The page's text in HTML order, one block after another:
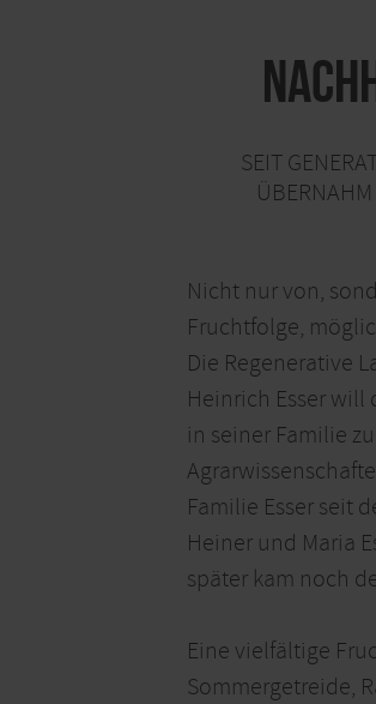
SEIT
BERNAHM
Nicht nur von,
Fruchtfolge,
Die Regenerative
Heinrich Esser
in seiner Familie
Familie Esser seit
Heiner und Maria
später kam noch
Eine vielfältige
Sommergetreide,